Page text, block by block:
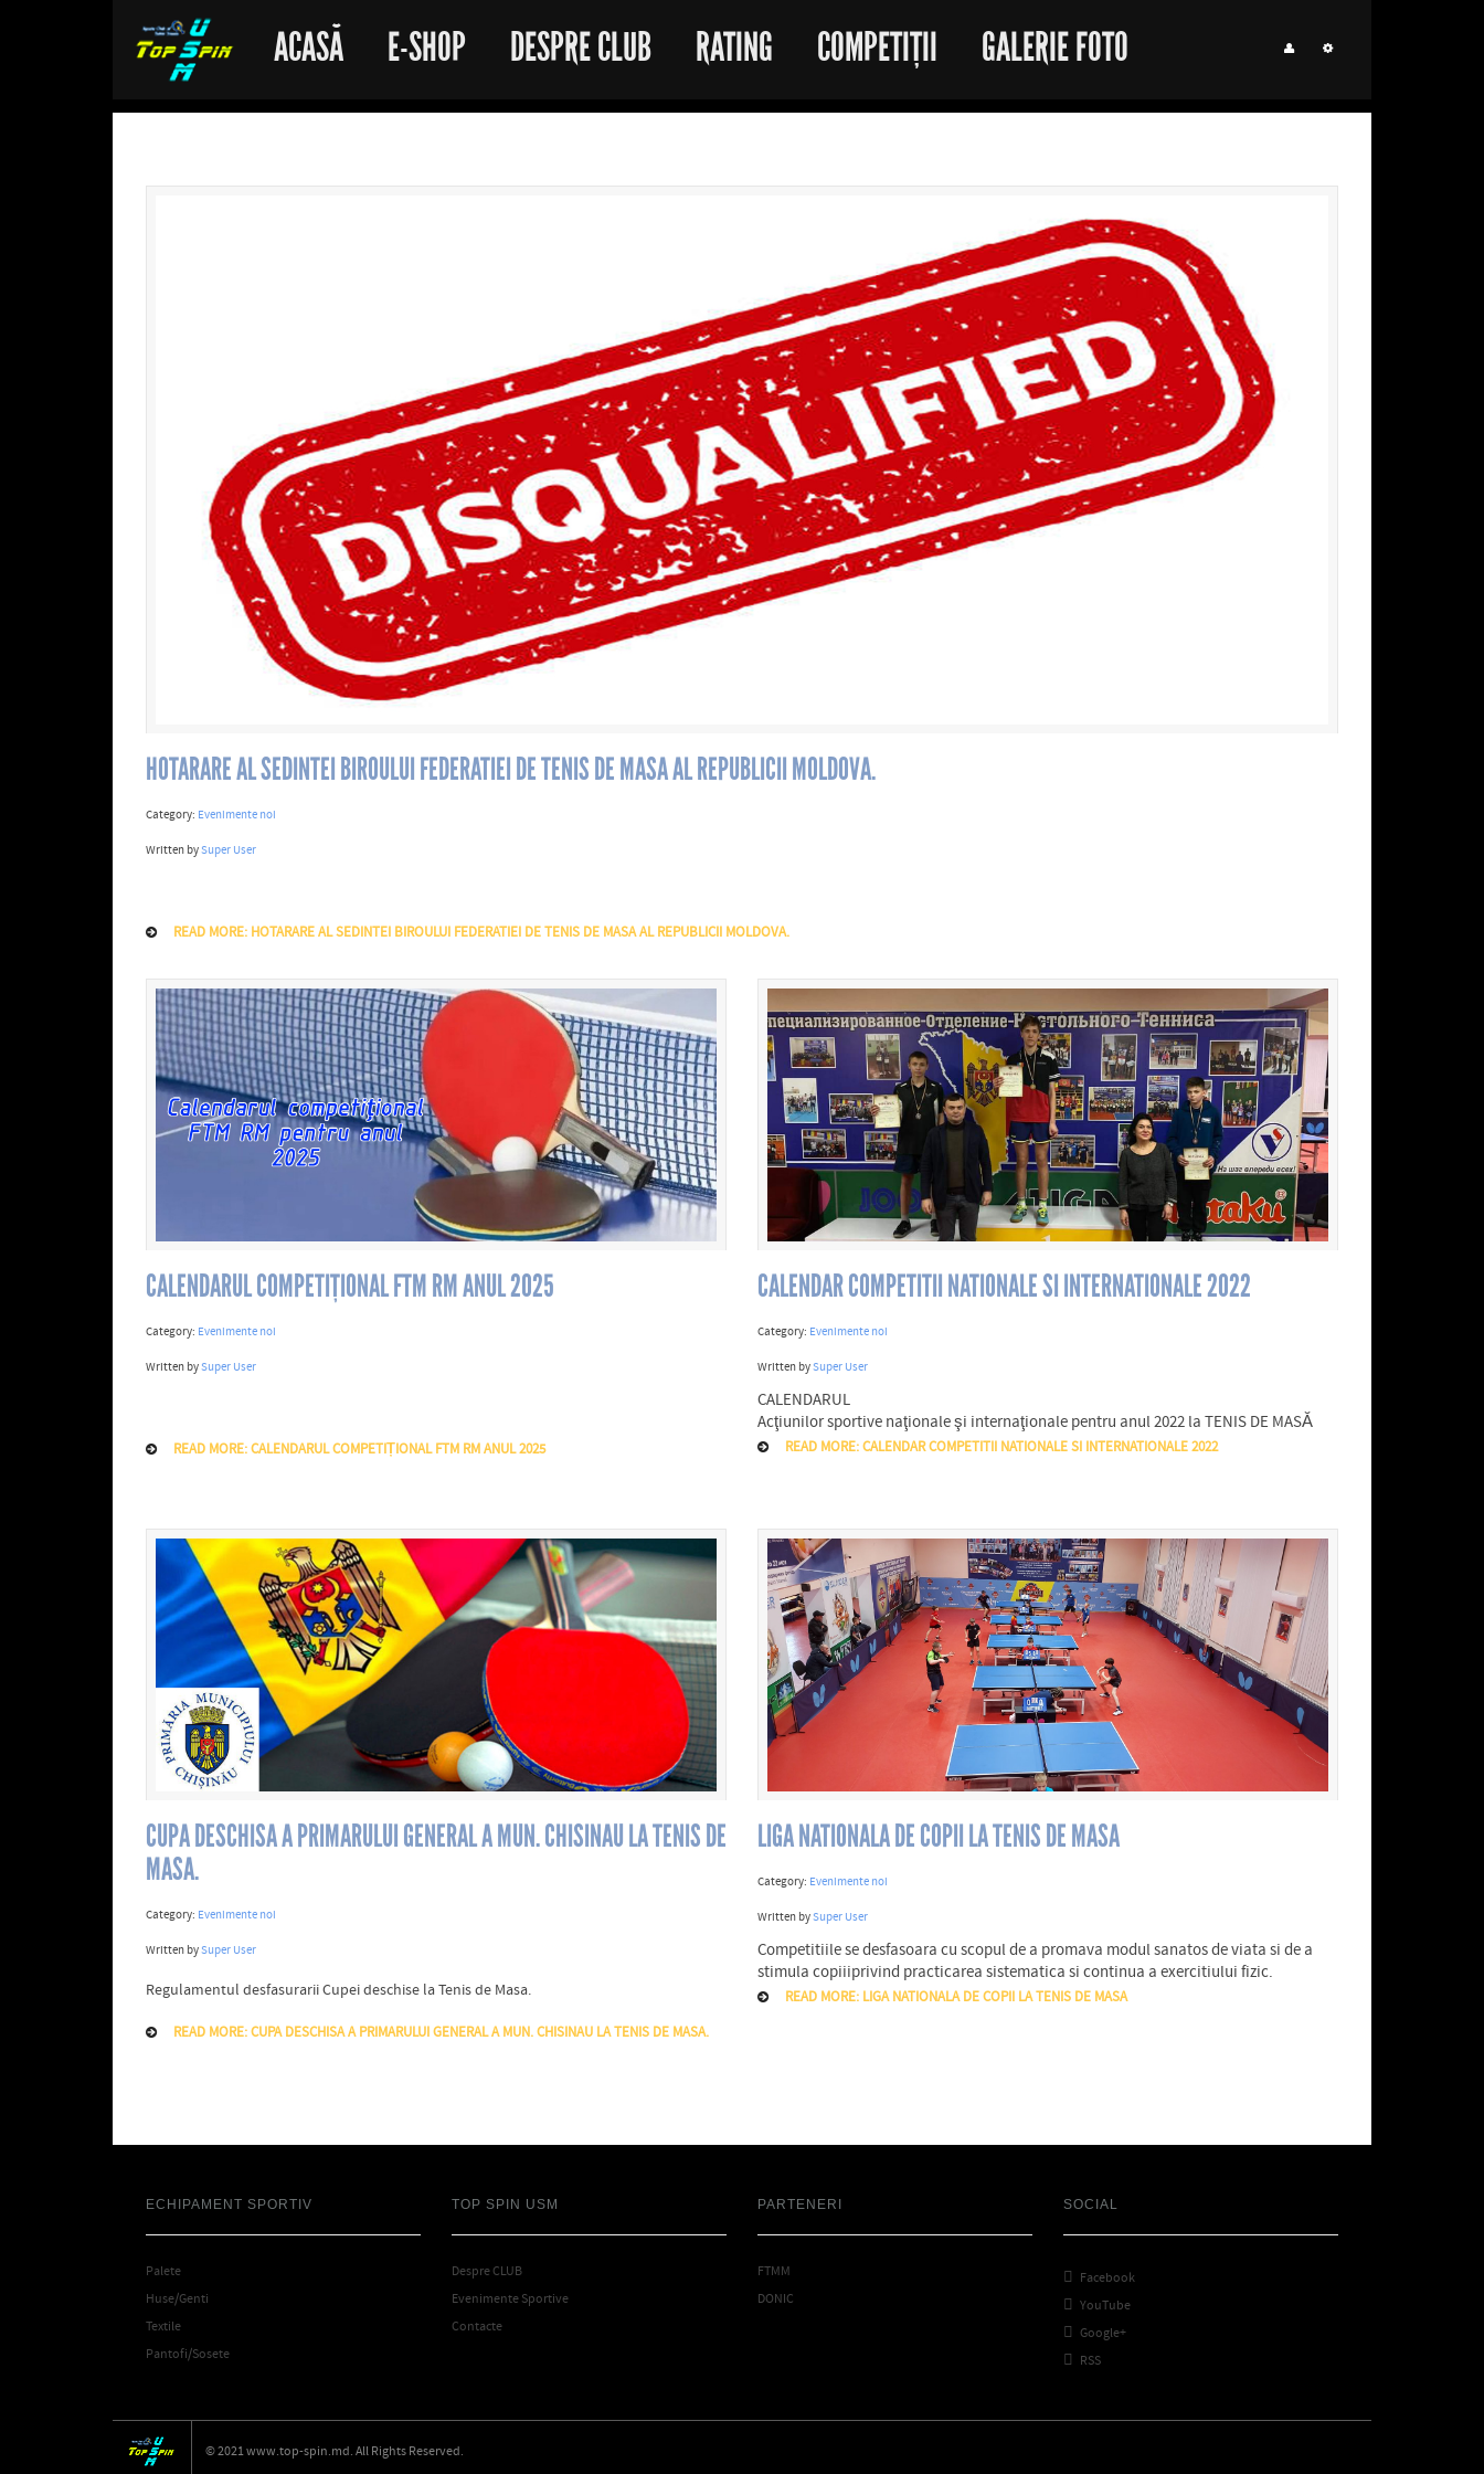
ACASĂ E-SHOP DESPRE CLUB RATING COMPETIȚII GALERIE FOTO
HOTARARE AL SEDINTEI BIROULUI FEDERATIEI DE TENIS DE MASA AL REPUBLICII MOLDOVA.
Category: Evenimente noi
Written bySuper User
READ MORE: HOTARARE AL SEDINTEI BIROULUI FEDERATIEI DE TENIS DE MASA AL REPUBLICII MOLDOVA.
CALENDARUL COMPETIȚIONAL FTM RM ANUL 2025
Category: Evenimente noi
Written bySuper User
READ MORE: CALENDARUL COMPETIȚIONAL FTM RM ANUL 2025
CALENDAR COMPETITII NATIONALE SI INTERNATIONALE 2022
Category: Evenimente noi
Written bySuper User
CALENDARUL
Acţiunilor sportive naţionale şi internaţionale pentru anul 2022 la TENIS DE MASĂ
READ MORE: CALENDAR COMPETITII NATIONALE SI INTERNATIONALE 2022
CUPA DESCHISA A PRIMARULUI GENERAL A MUN. CHISINAU LA TENIS DE
MASA.
Category: Evenimente noi
Written bySuper User
Regulamentul desfasurarii Cupei deschise la Tenis de Masa.
READ MORE: CUPA DESCHISA A PRIMARULUI GENERAL A MUN. CHISINAU LA TENIS DE MASA.
LIGA NATIONALA DE COPII LA TENIS DE MASA
Category: Evenimente noi
Written bySuper User
Competitiile se desfasoara cu scopul de a promava modul sanatos de viata si de a
stimula copiiiprivind practicarea sistematica si continua a exercitiului fizic.
READ MORE: LIGA NATIONALA DE COPII LA TENIS DE MASA
ECHIPAMENT SPORTIV
Palete
Huse/Genti
Textile
Pantofi/Sosete
TOP SPIN USM
Despre CLUB
Evenimente Sportive
Contacte
PARTENERI
FTMM
DONIC
SOCIAL
 Facebook
 YouTube
 Google+
 RSS
© 2021 www.top-spin.md. All Rights Reserved.